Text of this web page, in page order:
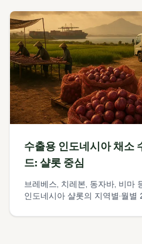
수출용 인도네시아 채소
드: 샬롯 중심
브레베스, 치레본, 동자바, 비마
인도네시아 샬롯의 지역별·월